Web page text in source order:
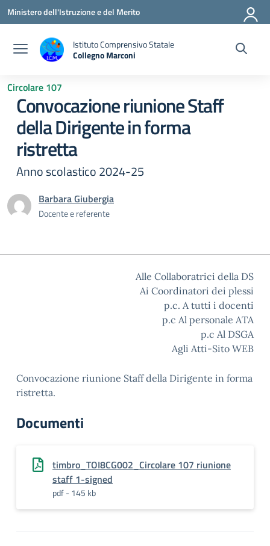
Vai ai contenuti
Vai al menu di navigazione
Vai al footer
Ministero dell'Istruzione e del Merito
Istituto Comprensivo Statale
Collegno Marconi
Circolare 107
Convocazione riunione Staff
della Dirigente in forma
ristretta
Anno scolastico 2024-25
Barbara Giubergia
Docente e referente
Alle Collaboratrici della DS
Ai Coordinatori dei plessi
p.c. A tutti i docenti
p.c Al personale ATA
p.c Al DSGA
Agli Atti-Sito WEB
Convocazione riunione Staff della Dirigente in forma
ristretta.
Documenti
timbro_TOI8CG002_Circolare 107 riunione
staff 1-signed
pdf - 145 kb